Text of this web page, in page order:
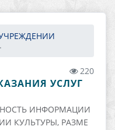
220
УСЛУГ
ИНФОРМАЦИИ
КУЛЬТУРЫ, РАЗМЕ